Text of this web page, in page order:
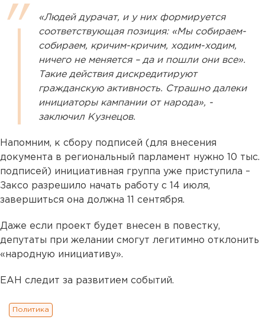
«Людей дурачат, и у них формируется
соответствующая позиция: «Мы собираем-
собираем, кричим-кричим, ходим-ходим,
ничего не меняется – да и пошли они все».
Такие действия дискредитируют
гражданскую активность. Страшно далеки
инициаторы кампании от народа», -
заключил Кузнецов.
Напомним, к сбору подписей (для внесения
документа в региональный парламент нужно 10 тыс.
подписей) инициативная группа уже приступила –
Заксо разрешило начать работу с 14 июля,
завершиться она должна 11 сентября.
Даже если проект будет внесен в повестку,
депутаты при желании смогут легитимно отклонить
«народную инициативу».
ЕАН следит за развитием событий.
Политика